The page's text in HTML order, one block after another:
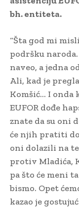
bh. entiteta.
“Šta god mi
podršku
naveo, a jedna
Ali, kad je
Komšić… I onda
EUFOR dođe
znate da su oni
će njih pratiti do
oni dolazili na
protiv Mladića,
pa što će meni
bismo. Opet
kazao je